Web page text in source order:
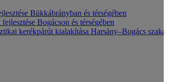
Bükkábrányban és térségében
Bogácson és térségében
kerékpárút kialakítása Harsány–Bogács szakaszon